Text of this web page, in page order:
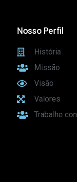
Nosso Perfil
História
Missão
Visão
Valores
Trabalhe